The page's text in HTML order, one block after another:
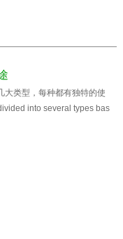
大类型，每种都有独特的使
into several types bas